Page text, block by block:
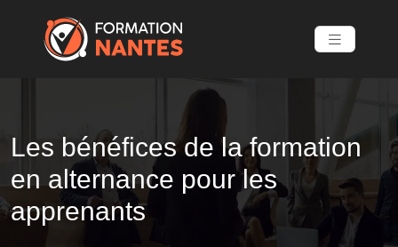
Les bénéfices de la formation
en alternance pour les
apprenants